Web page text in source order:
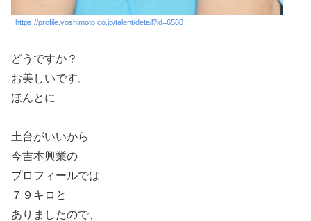
https://profile.yoshimoto.co.jp/talent/detail?id=6580
どうですか？
お美しいです。
ほんとに
土台がいいから
今吉本興業の
プロフィールでは
７９キロと
ありましたので、